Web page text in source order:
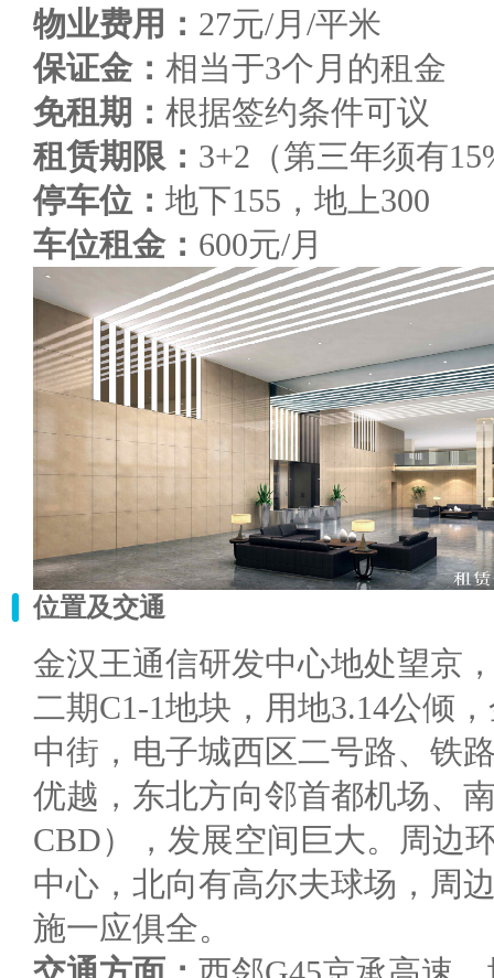
物业费用： 27元/月/平米
保证金： 相当于3个月的租金
免租期： 根据签约条件可议
租赁期限： 3+2（第三年须有
停车位： 地下155，地上300
车位租金： 600元/月
位置及交通
金汉王通信研发中心地处望京
二期C1-1地块，用地3.14公倾
中街，电子城西区二号路、铁
优越，东北方向邻首都机场、
CBD），发展空间巨大。周边
中心，北向有高尔夫球场，周
施一应俱全。